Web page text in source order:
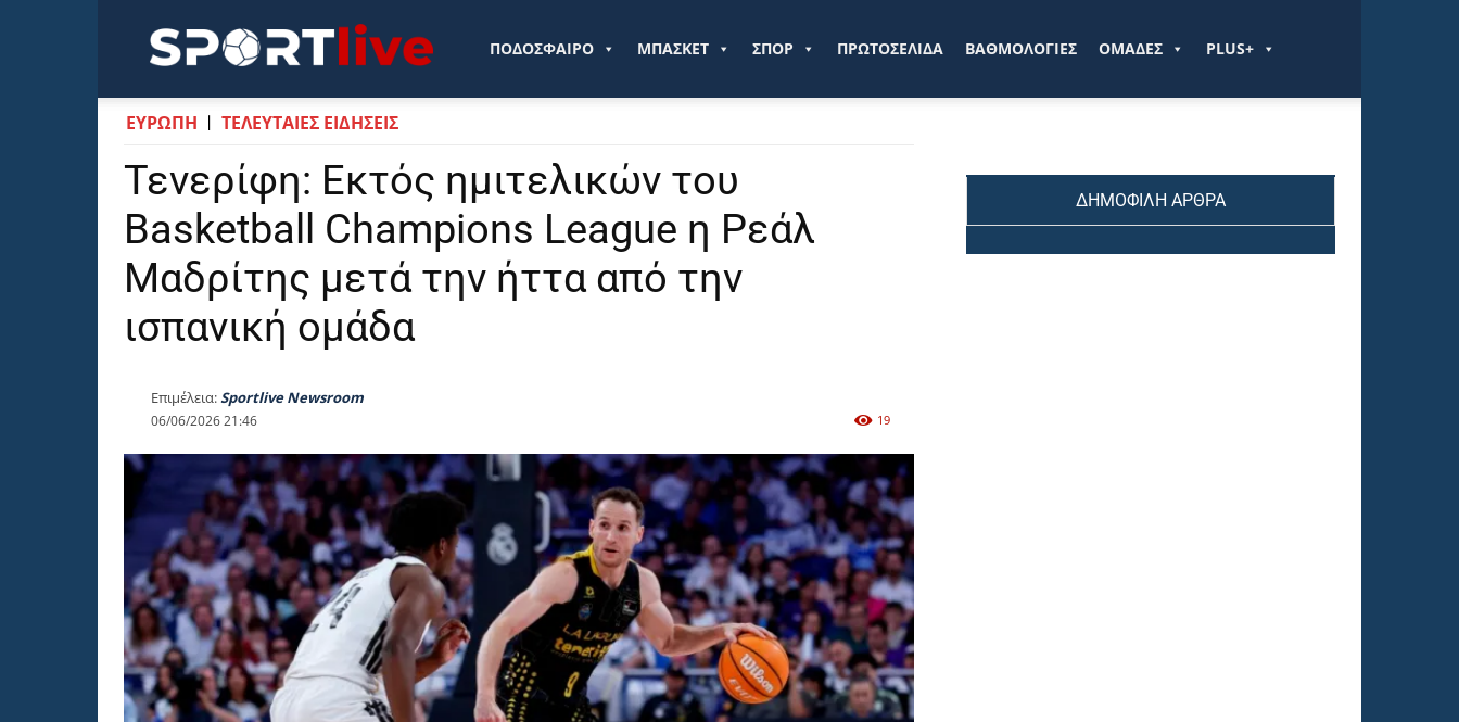
Sportlive.grΠΟΔΟΣΦΑΙΡΟ ΜΠΑΣΚΕΤ ΣΠΟΡ ΠΡΩΤΟΣΕΛΙΔΑ ΒΑΘΜΟΛΟΓΙΕΣ ΟΜΑΔΕΣ PLUS+
ΕΥΡΩΠΗ ΤΕΛΕΥΤΑΙΕΣ ΕΙΔΗΣΕΙΣ
Τενερίφη: Εκτός ημιτελικών του
Basketball Champions League η Ρεάλ
Μαδρίτης μετά την ήττα από την
ισπανική ομάδα
Επιμέλεια:Sportlive Newsroom
06/06/2026 21:46 19
ΔΗΜΟΦΙΛΗ ΑΡΘΡΑ